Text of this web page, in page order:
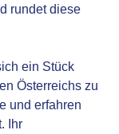
rundet diese
ein Stück
Österreichs zu
und erfahren
Ihr